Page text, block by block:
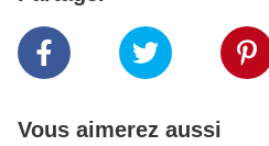
Vous aimerez aussi